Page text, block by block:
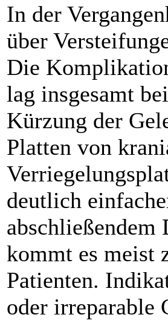
In der
über
Die
lag insgesamt
Kürzung der
Platten von
deutlich
abschließendem
kommt es meist
Patienten.
oder irreparable